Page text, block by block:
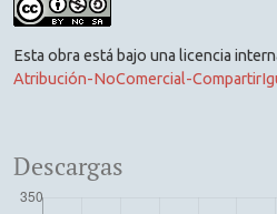
Esta obra está bajo una licencia
Atribución-NoComercial-
Descargas